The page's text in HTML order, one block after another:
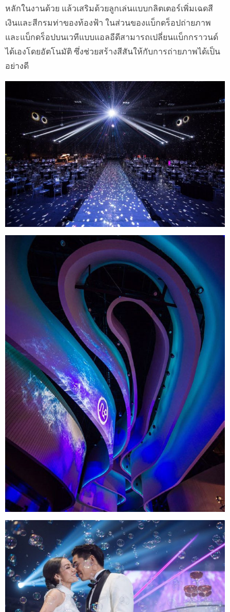
หลักในงานด้วย แล้วเสริมด้วยลูกเล่นแบบกลิตเตอร์เพิ่มเฉดสี
เงินและสีกรมท่าของท้องฟ้า ในส่วนของแบ็กดร็อปถ่ายภาพ
และแบ็กดร็อปบนเวทีแบบแอลอีดีสามารถเปลี่ยนแบ็กกราวนด์
ได้เองโดยอัตโนมัติ ซึ่งช่วยสร้างสีสันให้กับการถ่ายภาพได้เป็น
อย่างดี